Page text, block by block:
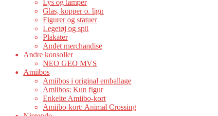
Lys og lamper
Glas, kopper o. lign
Figurer og statuer
Legetøj og spil
Plakater
Andet merchandise
Andre konsoller
NEO GEO MVS
Amiibos
Amiibos i original emballage
Amiibos: Kun figur
Enkelte Amiibo-kort
Amiibo-kort: Animal Crossing